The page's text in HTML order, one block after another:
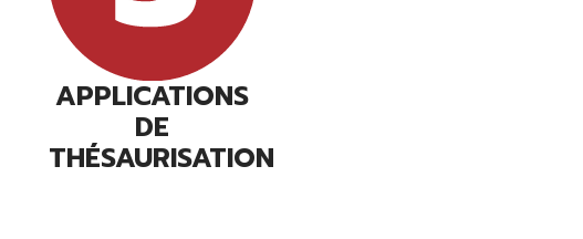
APPLICATIONS
DE
THÉSAURISATION